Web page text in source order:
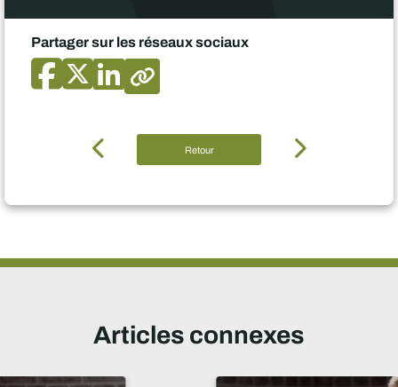
Partager sur les réseaux sociaux
Retour
Articles connexes